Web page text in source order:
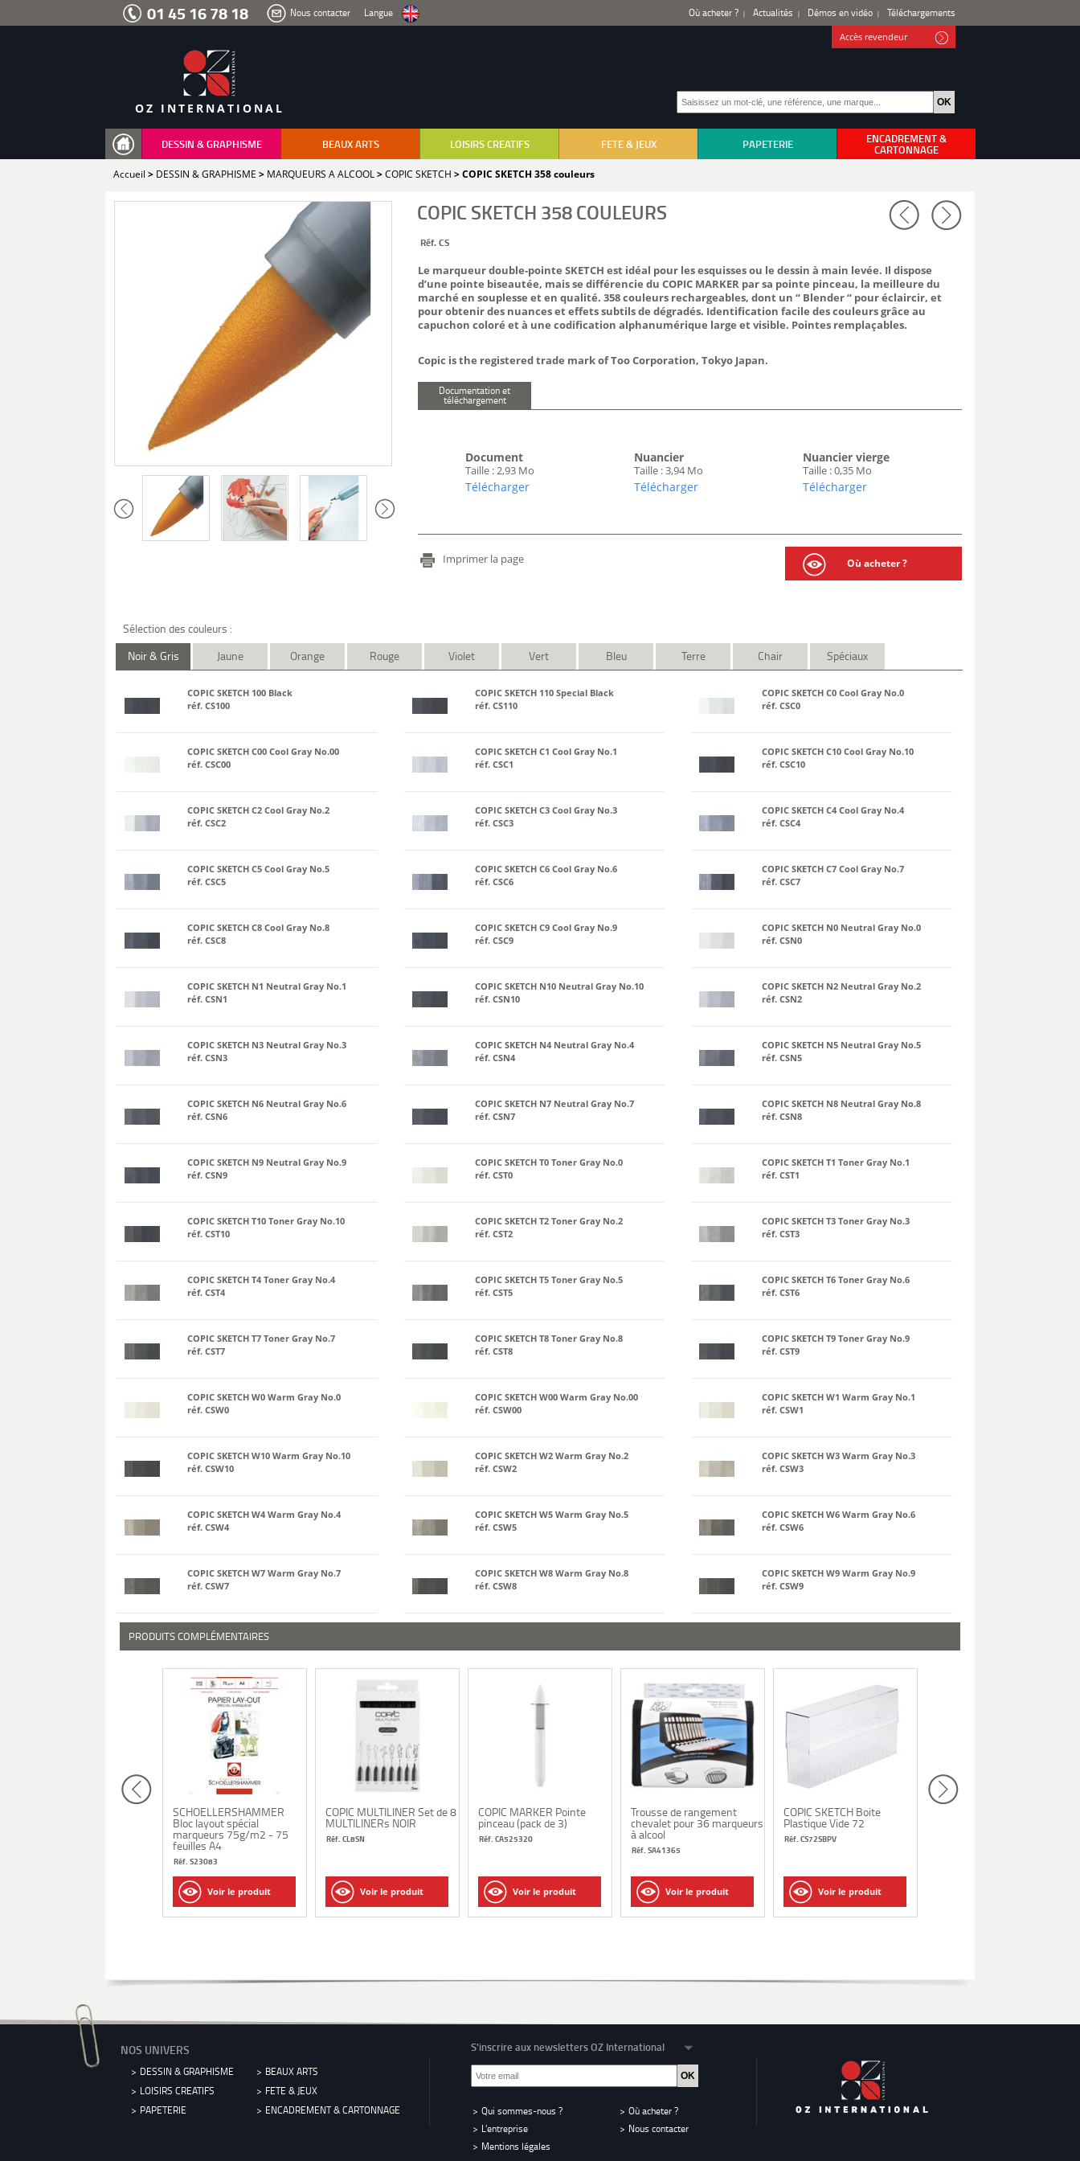
menu
01 45 16 78 18 Nous contacter Langue Où acheter ? Actualités Démos en vidéo Téléchargements
OZ INTERNATIONAL
Accès revendeur
DESSIN & GRAPHISME BEAUX ARTS LOISIRS CREATIFS FETE & JEUX PAPETERIE ENCADREMENT &
CARTONNAGE
Accueil > DESSIN & GRAPHISME > MARQUEURS A ALCOOL>COPIC SKETCH > COPIC SKETCH 358 couleurs
COPIC SKETCH 358 COULEURS
Réf. CS
Le marqueur double-pointe SKETCH est idéal pour les esquisses ou le dessin à main levée. Il dispose
d’une pointe biseautée, mais se différencie du COPIC MARKER par sa pointe pinceau, la meilleure du
marché en souplesse et en qualité. 358 couleurs rechargeables, dont un “ Blender “ pour éclaircir, et
pour obtenir des nuances et effets subtils de dégradés. Identification facile des couleurs grâce au
capuchon coloré et à une codification alphanumérique large et visible. Pointes remplaçables.
Copic is the registered trade mark of Too Corporation, Tokyo Japan.
Documentation et
téléchargement
Document
Taille : 2,93 Mo
Télécharger
Nuancier
Taille : 3,94 Mo
Télécharger
Nuancier vierge
Taille : 0,35 Mo
Télécharger
Imprimer la page Où acheter ?
Sélection des couleurs :
Noir & Gris
Jaune Orange Rouge Violet Vert Bleu Terre Chair Spéciaux
COPIC SKETCH 100 Black
réf. CS100
COPIC SKETCH 110 Special Black
réf. CS110
COPIC SKETCH C0 Cool Gray No.0
réf. CSC0
COPIC SKETCH C00 Cool Gray No.00
réf. CSC00
COPIC SKETCH C1 Cool Gray No.1
réf. CSC1
COPIC SKETCH C10 Cool Gray No.10
réf. CSC10
COPIC SKETCH C2 Cool Gray No.2
réf. CSC2
COPIC SKETCH C3 Cool Gray No.3
réf. CSC3
COPIC SKETCH C4 Cool Gray No.4
réf. CSC4
COPIC SKETCH C5 Cool Gray No.5
réf. CSC5
COPIC SKETCH C6 Cool Gray No.6
réf. CSC6
COPIC SKETCH C7 Cool Gray No.7
réf. CSC7
COPIC SKETCH C8 Cool Gray No.8
réf. CSC8
COPIC SKETCH C9 Cool Gray No.9
réf. CSC9
COPIC SKETCH N0 Neutral Gray No.0
réf. CSN0
COPIC SKETCH N1 Neutral Gray No.1
réf. CSN1
COPIC SKETCH N10 Neutral Gray No.10
réf. CSN10
COPIC SKETCH N2 Neutral Gray No.2
réf. CSN2
COPIC SKETCH N3 Neutral Gray No.3
réf. CSN3
COPIC SKETCH N4 Neutral Gray No.4
réf. CSN4
COPIC SKETCH N5 Neutral Gray No.5
réf. CSN5
COPIC SKETCH N6 Neutral Gray No.6
réf. CSN6
COPIC SKETCH N7 Neutral Gray No.7
réf. CSN7
COPIC SKETCH N8 Neutral Gray No.8
réf. CSN8
COPIC SKETCH N9 Neutral Gray No.9
réf. CSN9
COPIC SKETCH T0 Toner Gray No.0
réf. CST0
COPIC SKETCH T1 Toner Gray No.1
réf. CST1
COPIC SKETCH T10 Toner Gray No.10
réf. CST10
COPIC SKETCH T2 Toner Gray No.2
réf. CST2
COPIC SKETCH T3 Toner Gray No.3
réf. CST3
COPIC SKETCH T4 Toner Gray No.4
réf. CST4
COPIC SKETCH T5 Toner Gray No.5
réf. CST5
COPIC SKETCH T6 Toner Gray No.6
réf. CST6
COPIC SKETCH T7 Toner Gray No.7
réf. CST7
COPIC SKETCH T8 Toner Gray No.8
réf. CST8
COPIC SKETCH T9 Toner Gray No.9
réf. CST9
COPIC SKETCH W0 Warm Gray No.0
réf. CSW0
COPIC SKETCH W00 Warm Gray No.00
réf. CSW00
COPIC SKETCH W1 Warm Gray No.1
réf. CSW1
COPIC SKETCH W10 Warm Gray No.10
réf. CSW10
COPIC SKETCH W2 Warm Gray No.2
réf. CSW2
COPIC SKETCH W3 Warm Gray No.3
réf. CSW3
COPIC SKETCH W4 Warm Gray No.4
réf. CSW4
COPIC SKETCH W5 Warm Gray No.5
réf. CSW5
COPIC SKETCH W6 Warm Gray No.6
réf. CSW6
COPIC SKETCH W7 Warm Gray No.7
réf. CSW7
COPIC SKETCH W8 Warm Gray No.8
réf. CSW8
COPIC SKETCH W9 Warm Gray No.9
réf. CSW9
PRODUITS COMPLÉMENTAIRES
SCHOELLERSHAMMER
Bloc layout spécial
marqueurs 75g/m2 - 75
feuilles A4
Réf. S23083
Voir le produit
COPIC MULTILINER Set de 8
MULTILINERs NOIR
Réf. CL8SN
Voir le produit
COPIC MARKER Pointe
pinceau (pack de 3)
Réf. CA525320
Voir le produit
Trousse de rangement
chevalet pour 36 marqueurs
à alcool
Réf. SA41365
Voir le produit
COPIC SKETCH Boite
Plastique Vide 72
Réf. CS72SBPV
Voir le produit
NOS UNIVERS
DESSIN & GRAPHISME
BEAUX ARTS
LOISIRS CREATIFS
FETE & JEUX
PAPETERIE
ENCADREMENT & CARTONNAGE
S'inscrire aux newsletters OZ International
Qui sommes-nous ?
Où acheter ?
L'entreprise
Nous contacter
Mentions légales